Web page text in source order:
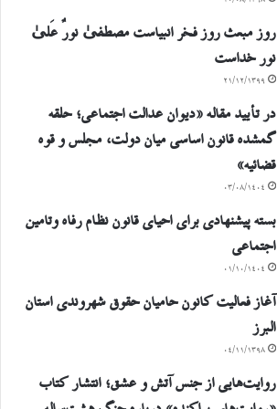
روز مبعث روز فخر انبیاست مصطفیٰ نورٌ عَلیٰ
نور خداست
۲۱/۱۲/۱۳۹۹
در تأیید مقاله «دیوان عدالت اجتماعی؛ حلقه
گمشده قانون اساسی میان دولت، مجلس و قوه
قضائیه»
۰۳/۰۸/۱۴۰۴
بسته پیشنهادی برای احیای قانون نظام رفاه وتامین
اجتماعی
۰۱/۱۰/۱۴۰۴
آغاز فعالیت کانون حامیان حقوق شهروندی استان
البرز
۰۴/۱۱/۱۳۹۸
روایت‌هایی از جنس آتش و عشق؛ انتشار کتاب